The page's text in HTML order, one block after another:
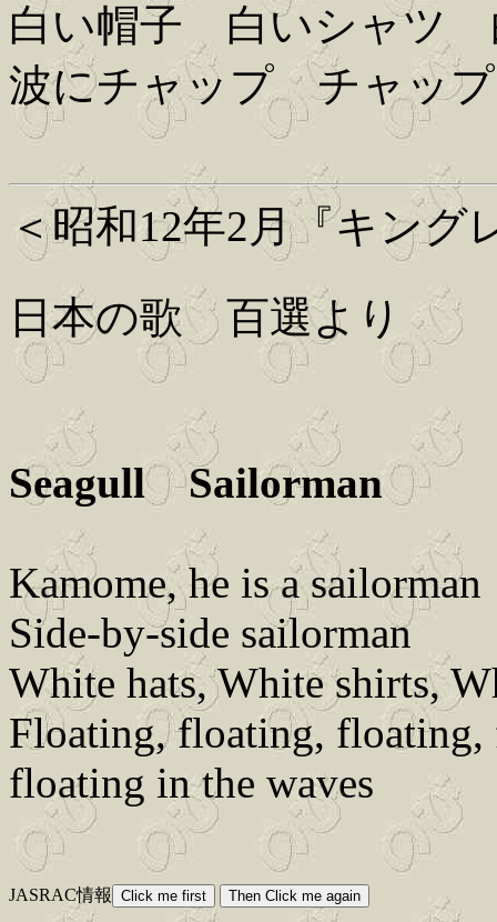
白い帽子 白いシャツ
波にチャップ チャッ
＜昭和12年2月『キング
日本の歌 百選より
Seagull Sailorman
Kamome, he is a sailorman
Side-by-side sailorman
White hats, White shirts,
Floating, floating,
floating in the waves
JASRAC情報